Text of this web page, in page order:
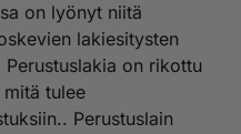
on lyönyt niitä
lakiesitysten
on rikottu
tulee
Perustuslain